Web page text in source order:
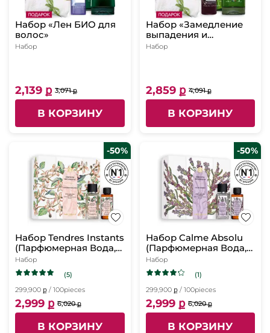
Набор «Лен БИО для
волос»
Набор
2,139 ք 3,071 ք
В КОРЗИНУ
Набор «Замедление
выпадения и
укрепление волос»
Набор
2,859 ք 4,091 ք
В КОРЗИНУ
-50%
Набор Tendres Instants
(Парфюмерная Вода,
50 мл, Массажное
Масло для Тела, 50
мл)
Набор
(5)
299,900 ք / 100pieces
2,999 ք 6,020 ք
В КОРЗИНУ
-50%
Набор Calme Absolu
(Парфюмерная Вода,
50 мл, Массажное
Масло для Тела, 50
мл)
Набор
(1)
299,900 ք / 100pieces
2,999 ք 6,020 ք
В КОРЗИНУ